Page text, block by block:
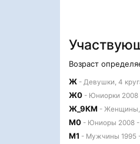
Возраст
Ж - Девушки, 4
Ж0 - Юниорки 2008
Ж_9КМ - Женщины,
М0 - Юниоры 2008 -
М1 - Мужчины 1995 -